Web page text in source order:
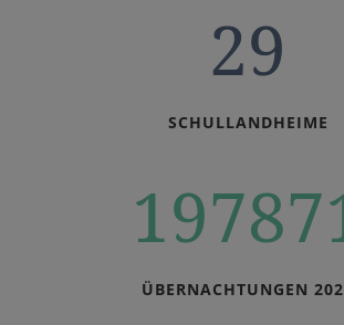
29
SCHULLANDHEIME
ÜBERNACHTUNGEN